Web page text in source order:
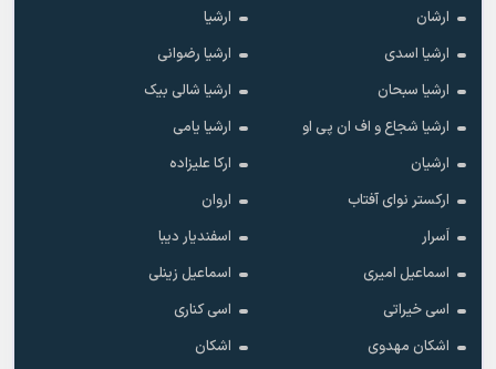
ارشان
ارشیا
ارشیا اسدی
ارشیا رضوانی
ارشیا سبحان
ارشیا شالی بیک
ارشیا شجاع و اف ان پی او
ارشیا یامی
ارشیان
ارکا علیزاده
ارکستر نوای آفتاب
اروان
اَسرار
اسفندیار دیبا
اسماعیل امیری
اسماعیل زینلی
اسی خیراتی
اسی کناری
اشکان مهدوى
اشکان